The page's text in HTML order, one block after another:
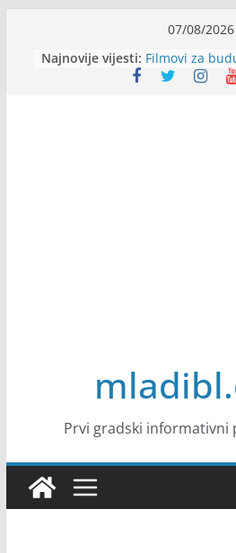
content
07/08/2026
Najnovije vijesti: Filmovi za
Future
Prvi gradski informativni